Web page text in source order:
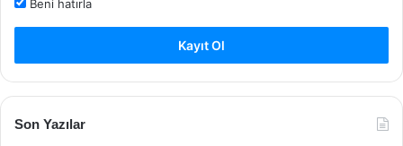
Beni hatırla
Kayıt Ol
Son Yazılar